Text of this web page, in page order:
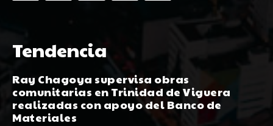
Tendencia
Ray Chagoya supervisa obras
comunitarias en Trinidad de Viguera
realizadas con apoyo del Banco de
Materiales